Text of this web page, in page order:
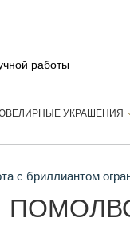
работы
УКРАШЕНИЯ
с бриллиантом